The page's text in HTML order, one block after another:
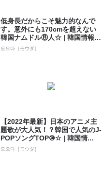
低身長だからこそ魅力的なんで
す。意外にも170cmを超えない
韓国ナムドル⑧人☆ | 韓国情報サ
イト...
모으다［モウダ］
【2022年最新】日本のアニメ主
題歌が大人気！？韓国で人気のJ-
POPソングTOP⑩☆ | 韓国情...
모으다［モウダ］